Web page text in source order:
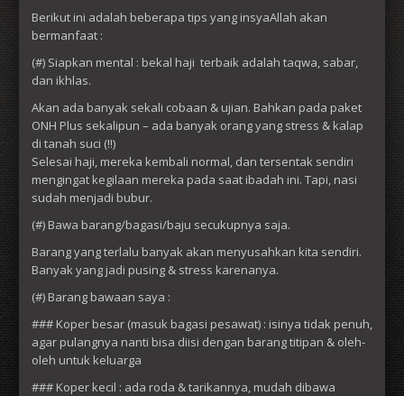
Berikut ini adalah beberapa tips yang insyaAllah akan
bermanfaat :
(#) Siapkan mental : bekal haji terbaik adalah taqwa, sabar,
dan ikhlas.
Akan ada banyak sekali cobaan & ujian. Bahkan pada paket
ONH Plus sekalipun – ada banyak orang yang stress & kalap
di tanah suci (!!)
Selesai haji, mereka kembali normal, dan tersentak sendiri
mengingat kegilaan mereka pada saat ibadah ini. Tapi, nasi
sudah menjadi bubur.
(#) Bawa barang/bagasi/baju secukupnya saja.
Barang yang terlalu banyak akan menyusahkan kita sendiri.
Banyak yang jadi pusing & stress karenanya.
(#) Barang bawaan saya :
### Koper besar (masuk bagasi pesawat) : isinya tidak penuh,
agar pulangnya nanti bisa diisi dengan barang titipan & oleh-
oleh untuk keluarga
### Koper kecil : ada roda & tarikannya, mudah dibawa